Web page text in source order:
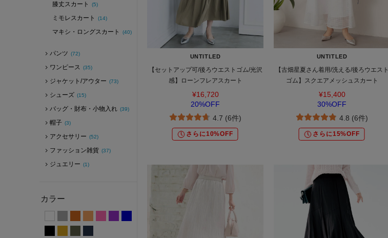
膝丈スカート (5)
ミモレスカート (14)
マキシ・ロングスカート (40)
パンツ (72)
ワンピース (35)
ジャケット/アウター (73)
シューズ (15)
バッグ・財布・小物入れ (39)
帽子 (3)
アクセサリー (52)
ファッション雑貨 (37)
ジュエリー (1)
カラー
UNTITLED
【セットアップ可/後ろウエストゴム/光沢
感】ローンフレアスカート
¥16,720
20%OFF
4.7 (6件)
さらに10%OFF
UNTITLED
【古畑星夏さん着用/洗える/後ろウエスト
ゴム】スクエアメッシュスカート
¥15,400
30%OFF
4.8 (6件)
さらに15%OFF